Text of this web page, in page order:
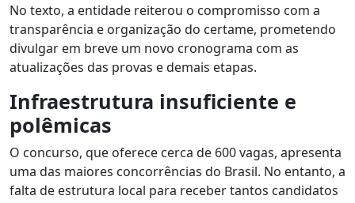
No texto, a entidade reiterou o compromisso com a
transparência e organização do certame, prometendo
divulgar em breve um novo cronograma com as
atualizações das provas e demais etapas.
Infraestrutura insuficiente e
polêmicas
O concurso, que oferece cerca de 600 vagas, apresenta
uma das maiores concorrências do Brasil. No entanto, a
falta de estrutura local para receber tantos candidatos